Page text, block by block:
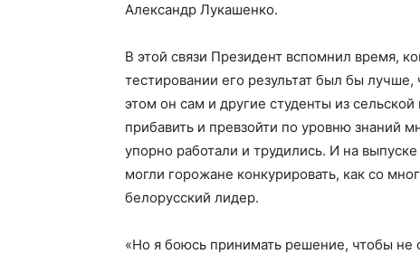
Александр Лукашенко.
В этой связи Президент вспомнил время,
тестировании его результат был бы
этом он сам и другие студенты из
прибавить и превзойти по уровню знаний
упорно работали и трудились. И на
могли горожане конкурировать, как со
белорусский лидер.
«Но я боюсь принимать решение, чтобы не